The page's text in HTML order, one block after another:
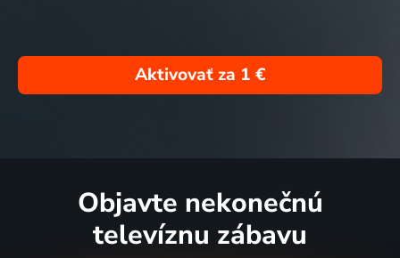
Aktivovať za 1 €
Objavte nekonečnú
televíznu zábavu